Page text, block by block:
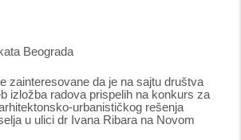
Beograda
zainteresovane da je na sajtu društva
izložba radova prispelih na konkurs za
urbanističkog rešenja
u ulici dr Ivana Ribara na Novom